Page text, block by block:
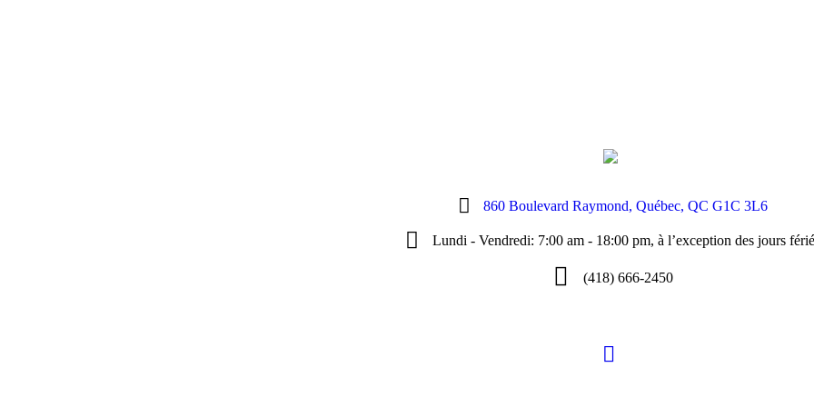
860 Boulevard Raymond, Québec, QC G1C 3L6
Lundi - Vendredi: 7:00 am - 18:00 pm, à l’exception des jours
(418) 666-2450